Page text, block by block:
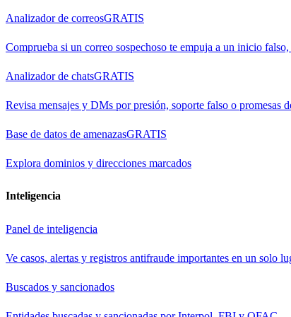
Analizador de correosGRATIS
Comprueba si un correo sospechoso te empuja a un inicio
Analizador de chatsGRATIS
Revisa mensajes y DMs por presión, soporte falso o promesas
Base de datos de amenazasGRATIS
Explora dominios y direcciones marcados
Inteligencia
Panel de inteligencia
Ve casos, alertas y registros antifraude importantes en un solo
Buscados y sancionados